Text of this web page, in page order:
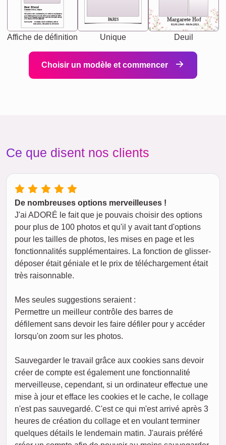
Best Friend
[<NAME>] Noun, feminie
Synonyms: Soulmate, closet confidante, sister at
heart person, life partner in adventure.
The person who understands you without explanation
you accepts just as you are. She's your partner in life's,
chaos your biggest supporter, and the one with whom
you share your best memories.
Affiche de définition
PARIS
Unique
Margarete Hof
02.05.1940 - 08.04.2021
Deuil
Choisir un modèle et commencer
Ce que disent nos clients
De nombreuses options merveilleuses !
J'ai ADORÉ le fait que je pouvais choisir des options
pour plus de 100 photos et qu'il y avait tant d'options
pour les tailles de photos, les mises en page et les
fonctionnalités supplémentaires. La fonction de glisser-
déposer était géniale et le prix de téléchargement était
très raisonnable.
Mes seules suggestions seraient :
Permettre un meilleur contrôle des barres de
défilement sans devoir les faire défiler pour y accéder
lorsqu'on zoom sur les photos.
Sauvegarder le travail grâce aux cookies sans devoir
créer de compte est également une fonctionnalité
merveilleuse, cependant, si un ordinateur effectue une
mise à jour et efface les cookies et le cache, le collage
n'est pas sauvegardé. C'est ce qui m'est arrivé après 3
heures de création du collage et en voulant terminer
quelques détails le lendemain matin. J'aurais préféré